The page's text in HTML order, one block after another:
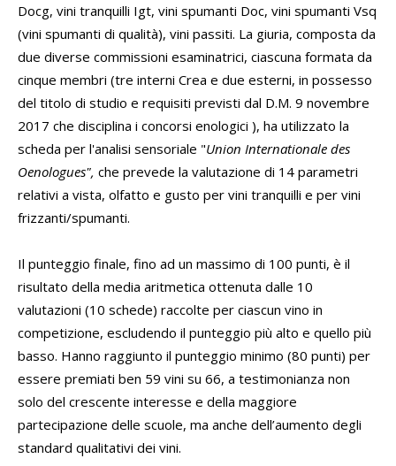
Docg, vini tranquilli Igt, vini spumanti Doc, vini spumanti Vsq
(vini spumanti di qualità), vini passiti. La giuria, composta da
due diverse commissioni esaminatrici, ciascuna formata da
cinque membri (tre interni Crea e due esterni, in possesso
del titolo di studio e requisiti previsti dal D.M. 9 novembre
2017 che disciplina i concorsi enologici ), ha utilizzato la
scheda per l'analisi sensoriale "Union Internationale des
Oenologues", che prevede la valutazione di 14 parametri
relativi a vista, olfatto e gusto per vini tranquilli e per vini
frizzanti/spumanti.
Il punteggio finale, fino ad un massimo di 100 punti, è il
risultato della media aritmetica ottenuta dalle 10
valutazioni (10 schede) raccolte per ciascun vino in
competizione, escludendo il punteggio più alto e quello più
basso. Hanno raggiunto il punteggio minimo (80 punti) per
essere premiati ben 59 vini su 66, a testimonianza non
solo del crescente interesse e della maggiore
partecipazione delle scuole, ma anche dell’aumento degli
standard qualitativi dei vini.